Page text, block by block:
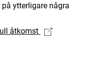
ytterligare några
åtkomst